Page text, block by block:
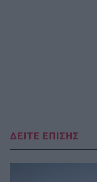
ΔΕΙΤΕ ΕΠΙΣΗΣ